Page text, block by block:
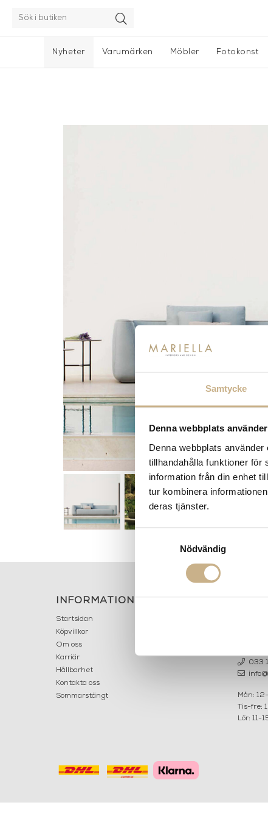
Samtycke
Denna webbplats
Denna webbplats
tillhandahålla funktioner för
information från din enhet
tur kombinera
deras tjänster.
Nödvändig
Nyheter Varumärken Möbler Fotokonst
INFORMATION
Startsidan
Köpvillkor
Om oss
Karriär
Hållbarhet
Kontakta oss
Sommarstängt
033
Mån:
Tis-fre:
Lör: 11-